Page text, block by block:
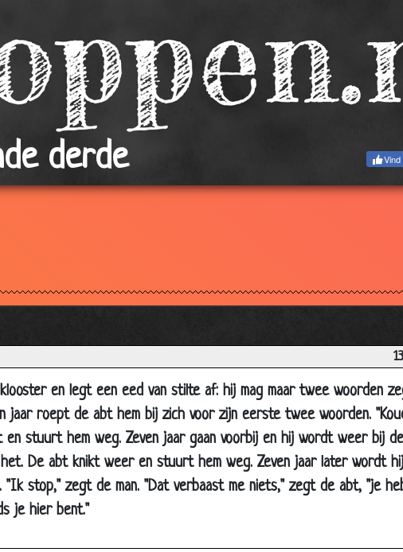
Vind
derde
en legt een eed van stilte af: hij mag maar twee woorden
jaar roept de abt hem bij zich voor zijn eerste twee woorden.
stuurt hem weg. Zeven jaar gaan voorbij en hij wordt weer bij
De abt knikt weer en stuurt hem weg. Zeven jaar later wordt
"Ik stop," zegt de man. "Dat verbaast me niets," zegt de abt, "je
je hier bent."